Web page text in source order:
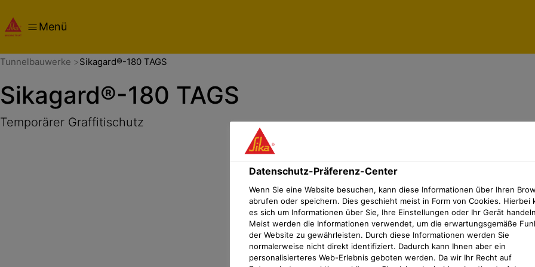
Menü
Tunnelbauwerke Sikagard®-180 TAGS
Sikagard®-180 TAGS
Temporärer Graffitischutz
Datenschutz-Präferenz-Center
Wenn Sie eine Website besuchen, kann diese Informationen über Ihren
abrufen oder speichern. Dies geschieht meist in Form von Cookies. Hierbei
es sich um Informationen über Sie, Ihre Einstellungen oder Ihr Gerät
Meist werden die Informationen verwendet, um die erwartungsgemäße
der Website zu gewährleisten. Durch diese Informationen werden Sie
normalerweise nicht direkt identifiziert. Dadurch kann Ihnen aber ein
personalisierteres Web-Erlebnis geboten werden. Da wir Ihr Recht auf